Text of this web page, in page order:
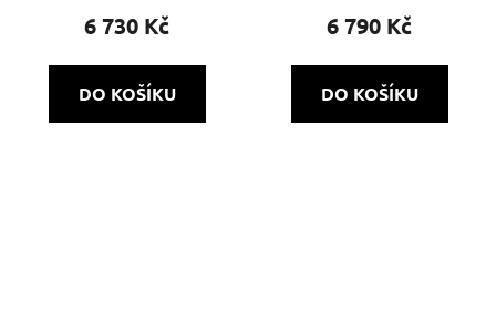
6 730 Kč
DO KOŠÍKU
produktu
5,0
z
6 790 Kč
DO KOŠÍKU